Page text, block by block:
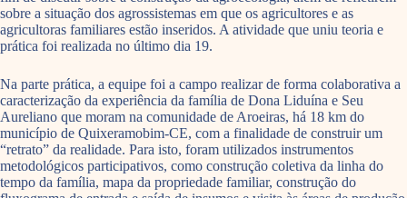
sobre a situação dos agrossistemas em que os agricultores e as
agricultoras familiares estão inseridos. A atividade que uniu teoria e
prática foi realizada no último dia 19.
Na parte prática, a equipe foi a campo realizar de forma colaborativa a
caracterização da experiência da família de Dona Liduína e Seu
Aureliano que moram na comunidade de Aroeiras, há 18 km do
município de Quixeramobim-CE, com a finalidade de construir um
“retrato” da realidade. Para isto, foram utilizados instrumentos
metodológicos participativos, como construção coletiva da linha do
tempo da família, mapa da propriedade familiar, construção do